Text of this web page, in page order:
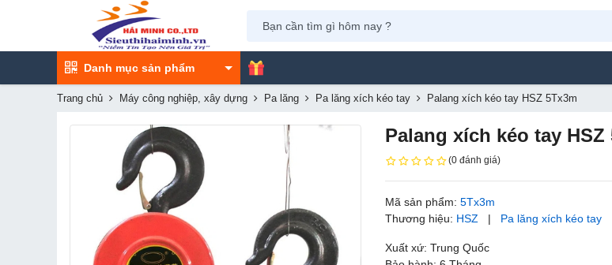
Danh mục sản phẩm
Trang chủ Máy công nghiệp, xây dựng Pa lăng Pa lăng xích kéo tay Palang xích kéo tay HSZ 5Tx3m
Palang xích kéo tay HSZ
(0 đánh giá)
Mã sản phẩm:5Tx3m
Thương hiệu: HSZ | Pa lăng xích kéo tay
Xuất xứ: Trung Quốc